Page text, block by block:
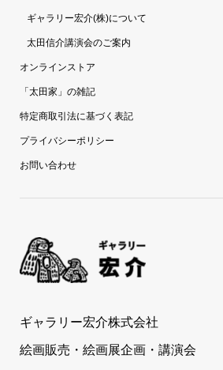
ギャラリー宏介(株)について
太田信介講演会のご案内
オンラインストア
「太田家」の雑記
特定商取引法に基づく表記
プライバシーポリシー
お問い合わせ
ギャラリー宏介株式会社
絵画販売・絵画展企画・講演会